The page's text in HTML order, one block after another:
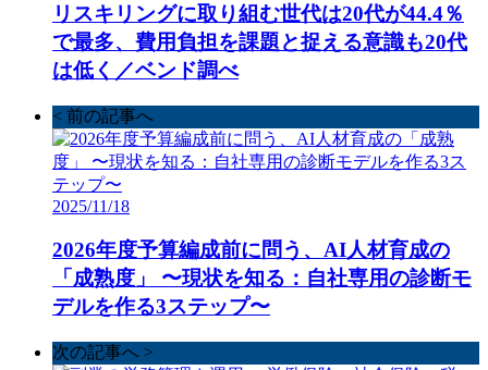
リスキリングに取り組む世代は20代が44.4％
で最多、費用負担を課題と捉える意識も20代
は低く／ベンド調べ
< 前の記事へ
2025/11/18
2026年度予算編成前に問う、AI人材育成の
「成熟度」 〜現状を知る：自社専用の診断モ
デルを作る3ステップ〜
次の記事へ >